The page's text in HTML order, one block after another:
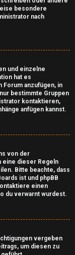
besondere
nach
und einzelne
hat es
Forum anzufügen, in
bestimmte Gruppen
kontaktieren,
anfügen kannst.
von der
eine dieser Regeln
Bitte beachte, dass
ist und phpBB
einen
du verwarnt wurdest.
vergeben
um diesen zu